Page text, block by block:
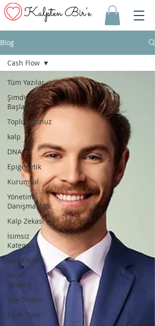
Blog
Tüm Yazılar
Şimdi
Başlayın
Topluluğunuz
kalp
DNA
Epigenetik
Kurumsal
Yönetim
Danışmanlığı
Kalp Zekası
İsimsiz
Kategori
HeartMath
Recall
Healing
Aile Dizimi
Cash Flow
Cash Flow